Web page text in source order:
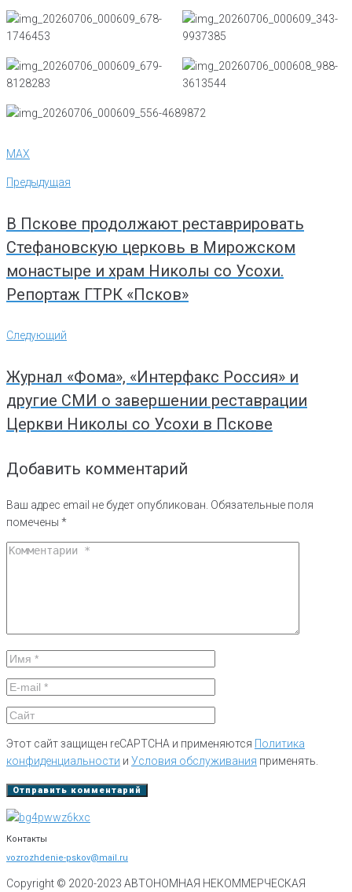
MAX
Навигация
по
Предыдущая
Предыдущая
В Пскове продолжают реставрировать
Стефановскую церковь в Мирожском
монастыре и храм Николы со Усохи.
Репортаж ГТРК «Псков»
Следующий
Следующий
Журнал «Фома», «Интерфакс Россия» и
другие СМИ о завершении реставрации
Церкви Николы со Усохи в Пскове
Добавить комментарий
Ваш адрес email не будет опубликован. Обязательные поля
помечены *
Этот сайт защищен reCAPTCHA и применяются Политика
конфиденциальности и Условия обслуживания применять.
Контакты
vozrozhdenie-pskov@mail.ru
Copyright © 2020-2023 АВТОНОМНАЯ НЕКОММЕРЧЕСКАЯ